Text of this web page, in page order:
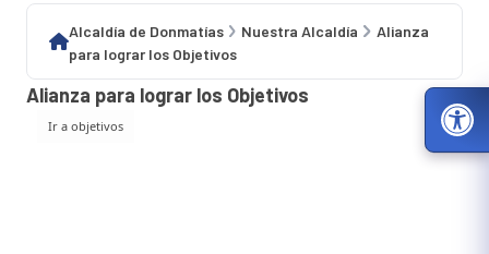
Alcaldía de Donmatías Nuestra Alcaldía
Alianza
para lograr los Objetivos
Alianza para lograr los Objetivos